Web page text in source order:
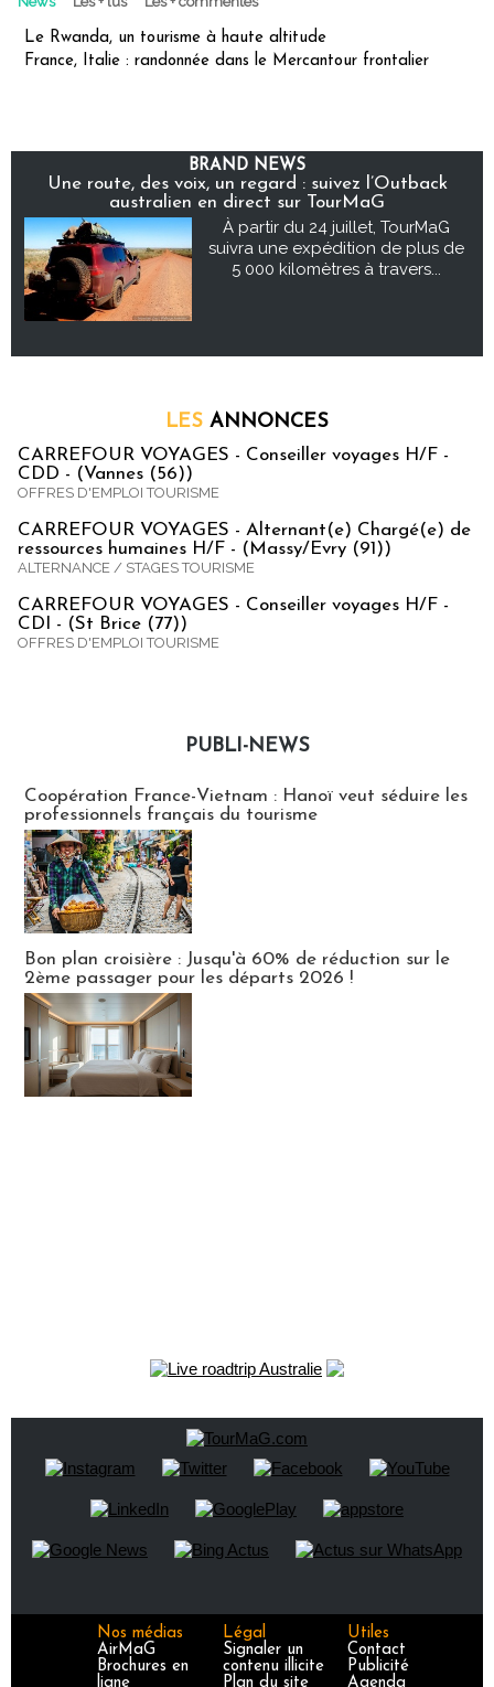
Le Rwanda, un tourisme à haute altitude
France, Italie : randonnée dans le Mercantour frontalier
BRAND NEWS
Une route, des voix, un regard : suivez l’Outback
australien en direct sur TourMaG
À partir du 24 juillet, TourMaG
suivra une expédition de plus de
5 000 kilomètres à travers...
LES ANNONCES
CARREFOUR VOYAGES - Conseiller voyages H/F -
CDD - (Vannes (56))
OFFRES D'EMPLOI TOURISME
CARREFOUR VOYAGES - Alternant(e) Chargé(e) de
ressources humaines H/F - (Massy/Evry (91))
ALTERNANCE / STAGES TOURISME
CARREFOUR VOYAGES - Conseiller voyages H/F -
CDI - (St Brice (77))
OFFRES D'EMPLOI TOURISME
PUBLI-NEWS
Coopération France-Vietnam : Hanoï veut séduire les
professionnels français du tourisme
Bon plan croisière : Jusqu'à 60% de réduction sur le
2ème passager pour les départs 2026 !
Nos médias
AirMaG
Brochures en
ligne
Légal
Signaler un
contenu illicite
Plan du site
Utiles
Contact
Publicité
Agenda